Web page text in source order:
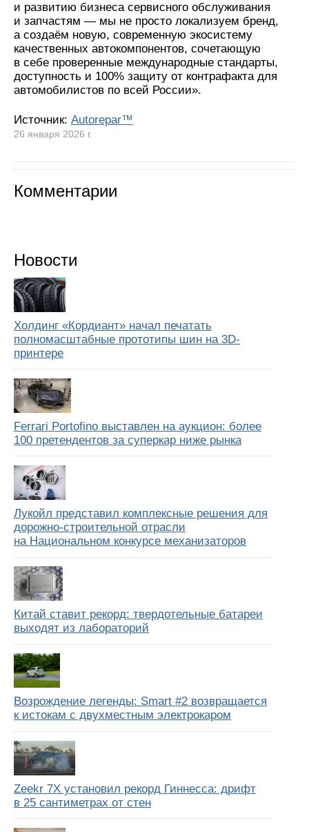
и развитию бизнеса сервисного обслуживания
и запчастям — мы не просто локализуем бренд,
а создаём новую, современную экосистему
качественных автокомпонентов, сочетающую
в себе проверенные международные стандарты,
доступность и 100% защиту от контрафакта для
автомобилистов по всей России».
Источник: Autorepar™
26 января 2026 г.
Комментарии
Новости
Холдинг «Кордиант» начал печатать
полномасштабные прототипы шин на 3D-
принтере
Ferrari Portofino выставлен на аукцион: более
100 претендентов за суперкар ниже рынка
Лукойл представил комплексные решения для
дорожно-строительной отрасли
на Национальном конкурсе механизаторов
Китай ставит рекорд: твердотельные батареи
выходят из лабораторий
Возрождение легенды: Smart #2 возвращается
к истокам с двухместным электрокаром
Zeekr 7X установил рекорд Гиннесса: дрифт
в 25 сантиметрах от стен